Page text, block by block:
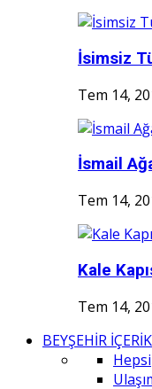
İsimsiz
Tem 14,
İsmail
Tem 14,
Kale
Tem 14,
BEYŞEHİR İÇERİK
Hepsi